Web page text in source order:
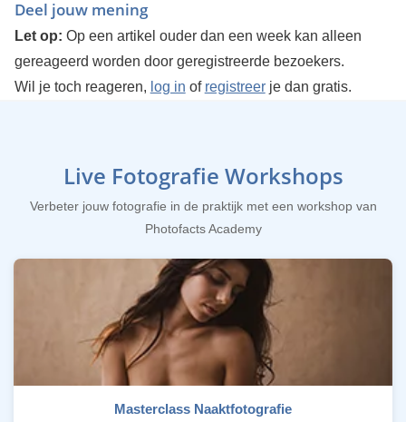
Deel jouw mening
Let op: Op een artikel ouder dan een week kan alleen
gereageerd worden door geregistreerde bezoekers.
Wil je toch reageren, log in of registreerje dan gratis.
Live Fotografie Workshops
Verbeter jouw fotografie in de praktijk met een workshop van
Photofacts Academy
Masterclass Naaktfotografie